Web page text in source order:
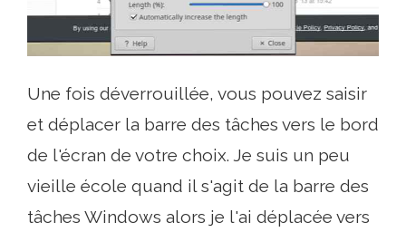
Une fois déverrouillée, vous pouvez saisir
et déplacer la barre des tâches vers le bord
de l'écran de votre choix. Je suis un peu
vieille école quand il s'agit de la barre des
tâches Windows alors je l'ai déplacée vers